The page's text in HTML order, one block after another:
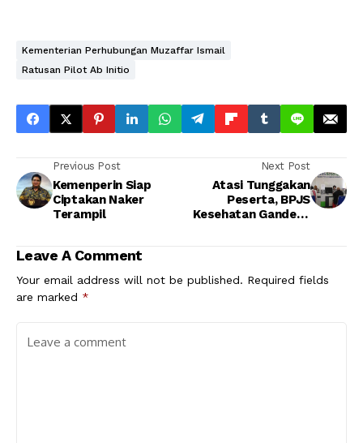
Kementerian Perhubungan Muzaffar Ismail
Ratusan Pilot Ab Initio
Previous Post
Kemenperin Siap
Ciptakan Naker
Terampil
Next Post
Atasi Tunggakan
Peserta, BPJS
Kesehatan Gandeng
Leave A Comment
Your email address will not be published. Required fields
are marked *